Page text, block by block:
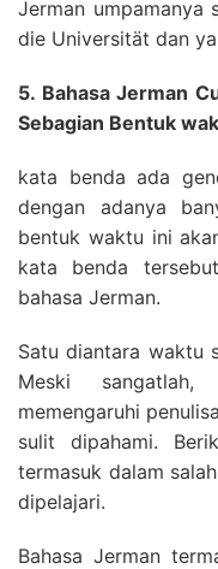
Jerman umpamanya
die Universität dan
5. Bahasa Jerman
Sebagian Bentuk
kata benda ada
dengan adanya
bentuk waktu ini
kata benda
bahasa Jerman.
Satu diantara waktu
Meski sangatlah,
memengaruhi
sulit dipahami.
termasuk dalam
dipelajari.
Bahasa Jerman